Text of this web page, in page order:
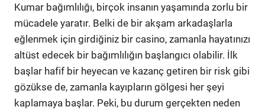
Kumar bağımlılığı, birçok insanın yaşamında zorlu bir
mücadele yaratır. Belki de bir akşam arkadaşlarla
eğlenmek için girdiğiniz bir casino, zamanla hayatınızı
altüst edecek bir bağımlılığın başlangıcı olabilir. İlk
başlar hafif bir heyecan ve kazanç getiren bir risk gibi
gözükse de, zamanla kayıpların gölgesi her şeyi
kaplamaya başlar. Peki, bu durum gerçekten neden